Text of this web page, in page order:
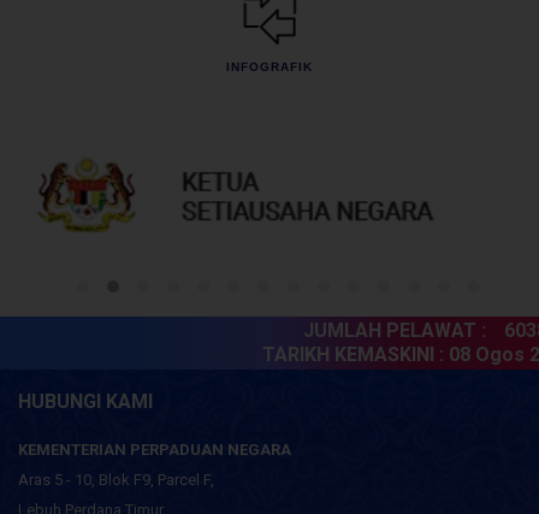
INFOGRAFIK
JUMLAH PELAWAT :
TARIKH KEMASKINI : 08 Ogos
HUBUNGI KAMI
KEMENTERIAN PERPADUAN NEGARA
Aras 5 - 10, Blok F9, Parcel F,
Lebuh Perdana Timur,